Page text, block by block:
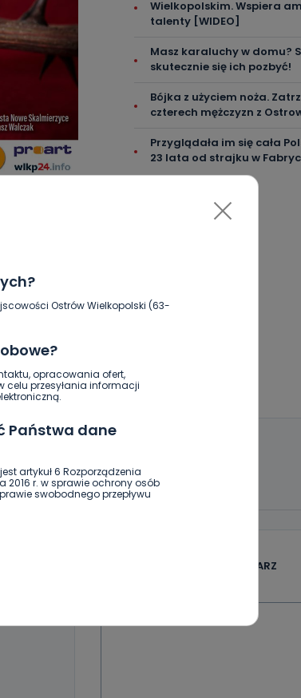
Ostrów Wielkopolski (63-
opracowania ofert,
celu przesyłania informacji
Państwa dane
artykuł 6 Rozporządzenia
2016 r. w sprawie ochrony osób
swobodnego przepływu
ustawowym lub umownym oraz
SKOPIUJ LINK
AUTORA
Wielkopolskim. Wspiera
talenty [WIDEO]
Masz karaluchy w domu?
skutecznie się ich pozbyć!
Bójka z użyciem noża.
czterech mężczyzn z
Przyglądała im się cała
23 lata od strajku w
DOŁĄCZ DO DYSKUSJI
DODAJ SWÓJ KOMENTARZ